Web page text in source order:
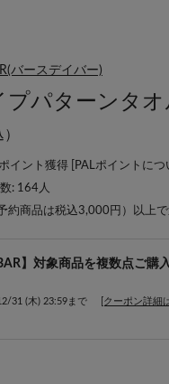
バースデイバー)
プパターンタ
イント獲得 [ PALポイントにつ
: 164 人
約商品は税込3,000円）以上で
】対象商品を複数点ご
31 (木) 23:59まで [クーポン詳細